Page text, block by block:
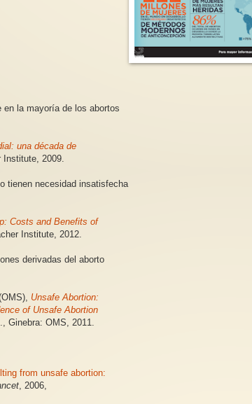
en la mayoría de los abortos
una década de
Institute, 2009.
tienen necesidad insatisfecha
Costs and Benefits of
Institute, 2012.
derivadas del aborto
Unsafe Abortion:
of Unsafe Abortion
Ginebra: OMS, 2011.
from unsafe abortion:
, 2006,